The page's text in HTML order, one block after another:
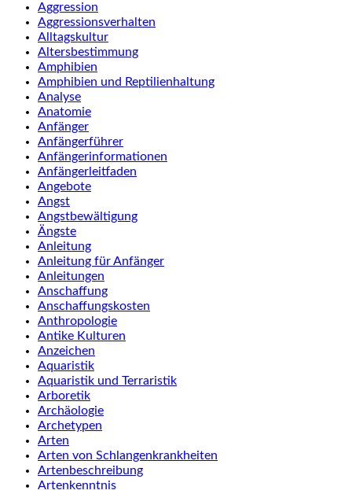
Aggression
Aggressionsverhalten
Alltagskultur
Altersbestimmung
Amphibien
Amphibien und Reptilienhaltung
Analyse
Anatomie
Anfänger
Anfängerführer
Anfängerinformationen
Anfängerleitfaden
Angebote
Angst
Angstbewältigung
Ängste
Anleitung
Anleitung für Anfänger
Anleitungen
Anschaffung
Anschaffungskosten
Anthropologie
Antike Kulturen
Anzeichen
Aquaristik
Aquaristik und Terraristik
Arboretik
Archäologie
Archetypen
Arten
Arten von Schlangenkrankheiten
Artenbeschreibung
Artenkenntnis